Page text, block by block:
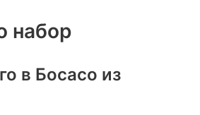
набор
в Босасо из